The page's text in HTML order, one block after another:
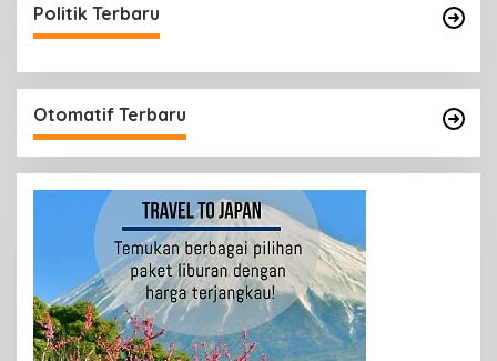
Politik Terbaru
Otomatif Terbaru